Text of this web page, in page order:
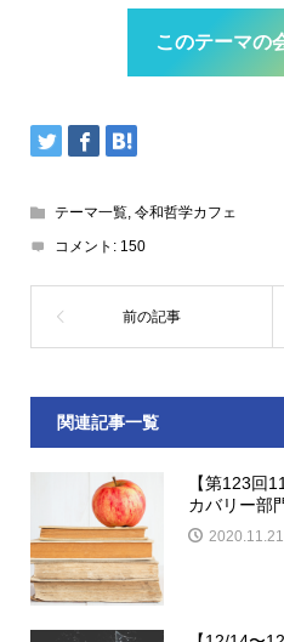
このテーマの
テーマ一覧, 令和哲学カフェ
コメント: 150
関連記事一覧
【第123回
カバリー部
2020.11.21